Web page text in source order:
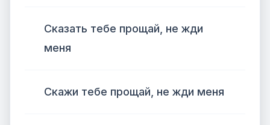
Сказать тебе прощай, не жди
меня
Скажи тебе прощай, не жди меня